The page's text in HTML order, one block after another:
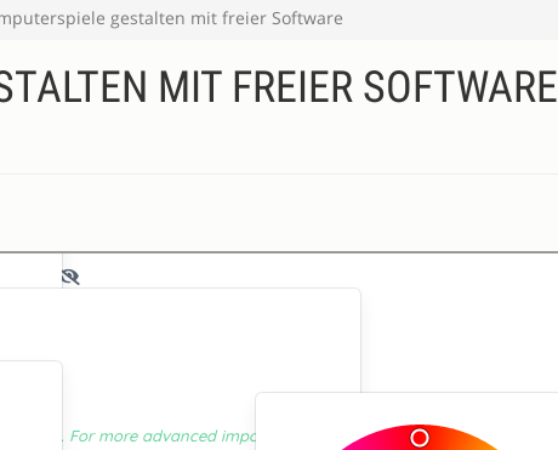
gestalten mit freier Software
MIT FREIER SOFTWARE